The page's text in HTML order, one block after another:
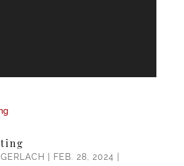
| FEB. 28, 2024 |